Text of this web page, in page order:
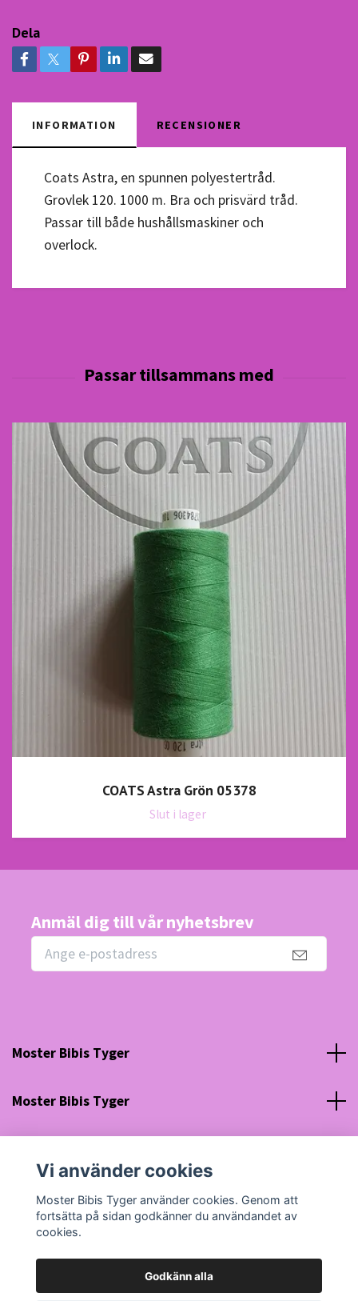
Dela
INFORMATION RECENSIONER
Coats Astra, en spunnen polyestertråd.
Grovlek 120. 1000 m. Bra och prisvärd tråd.
Passar till både hushållsmaskiner och
overlock.
COATS Astra Grön 05378
Slut i lager
Anmäl dig till vår nyhetsbrev
Moster Bibis Tyger
Moster Bibis Tyger
Org nr: 630910-5945
Vi använder cookies
Moster Bibis Tyger använder cookies. Genom att
fortsätta på sidan godkänner du användandet av
cookies.
Godkänn alla